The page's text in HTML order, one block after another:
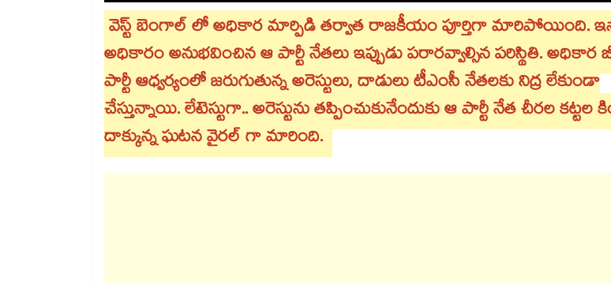
వెస్ట్ బెంగాల్ లో అధికార మార్పిడి తర్వాత రాజకీయం పూర్తిగా మారిపోయింది.
అధికారం అనుభవించిన ఆ పార్టీ నేతలు ఇప్పుడు పరారవ్వాల్సిన పరిస్థితి. అధికార
పార్టీ ఆధ్వర్యంలో జరుగుతున్న అరెస్టులు, దాడులు టీఎంసీ నేతలకు నిద్ర లేకుండా
చేస్తున్నాయి. లేటెస్టుగా.. అరెస్టును తప్పించుకునేందుకు ఆ పార్టీ నేత చీరల కట్టల
దాక్కున్న ఘటన వైరల్ గా మారింది.